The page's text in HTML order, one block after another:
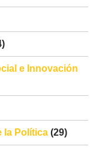
e Innovación
la Política (29)